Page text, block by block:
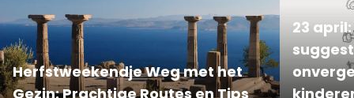
Herfstweekendje Weg met het
Gezin: Prachtige Routes en Tips
23